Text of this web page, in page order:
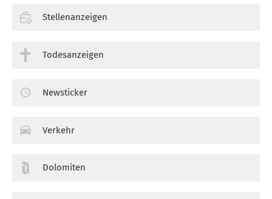
Stellenanzeigen
Todesanzeigen
Newsticker
Verkehr
Dolomiten